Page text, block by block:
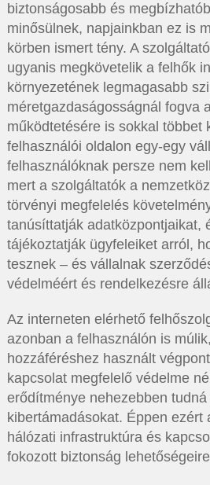
biztonságosabb és
minősülnek, napjainkban ez is
körben ismert tény. A
ugyanis megkövetelik a felhők
környezetének legmagasabb
méretgazdaságosságnál fogva
működtetésére is sokkal többet
felhasználói oldalon egy-egy
felhasználóknak persze nem
mert a szolgáltatók a
törvényi megfelelés
tanúsíttatják adatközpontjaikat,
tájékoztatják ügyfeleiket arról,
tesznek – és vállalnak
védelméért és rendelkezésre
Az interneten elérhető
azonban a felhasználón is
hozzáféréshez használt
kapcsolat megfelelő védelme
erődítménye nehezebben
kibertámadásokat. Éppen ezért
hálózati infrastruktúra és
fokozott biztonság